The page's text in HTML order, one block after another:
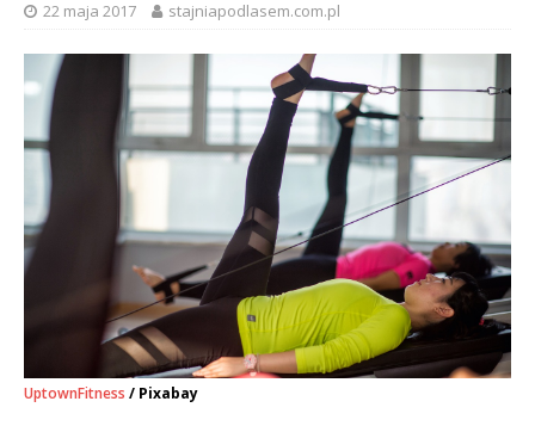
22 maja 2017 stajniapodlasem.com.pl
UptownFitness / Pixabay